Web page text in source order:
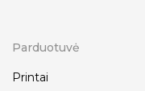
Parduotuvė
Printai